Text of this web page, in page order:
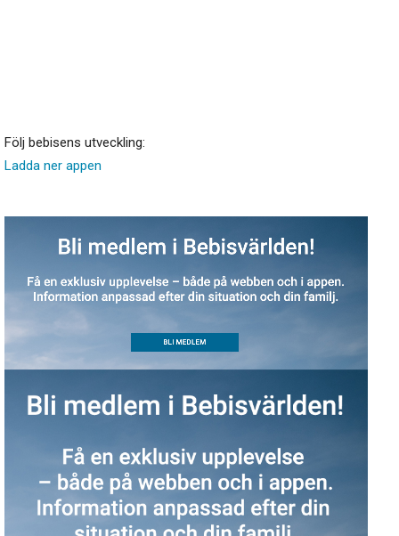
Följ bebisens utveckling:
Ladda ner appen